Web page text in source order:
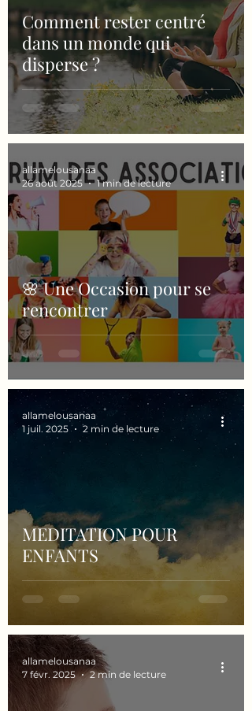
Comment rester centré
dans un monde qui
disperse ?
🌸 Une Occasion pour se
rencontrer
allamelousanaa
26 août 2025
1 min de lecture
MEDITATION POUR
ENFANTS
allamelousanaa
1 juil. 2025
2 min de lecture
allamelousanaa
7 févr. 2025
2 min de lecture